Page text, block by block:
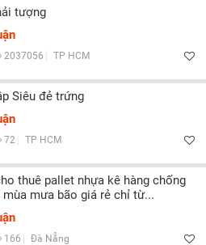
tượng
2037056 TP HCM
Siêu đẻ trứng
72 TP HCM
thuê pallet nhựa kê hàng chống
mưa bão giá rẻ chỉ từ...
166 Đà Nẵng